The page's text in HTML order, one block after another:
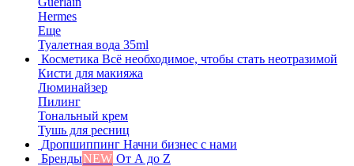
Hermes
Еще
Туалетная вода 35ml
Косметика Всё необходимое, чтобы стать неотразимой
Кисти для макияжа
Люминайзер
Пилинг
Тональный крем
Тушь для ресниц
Дропшиппинг Начни бизнес с нами
БрендыNEW От А до Z